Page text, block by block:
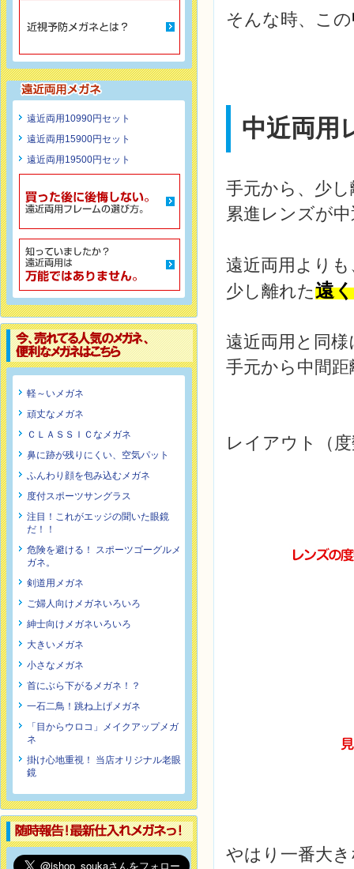
遠近両用10990円セット
遠近両用15900円セット
遠近両用19500円セット
軽～いメガネ
頑丈なメガネ
ＣＬＡＳＳＩＣなメガネ
鼻に跡が残りにくい、空気パット
ふんわり顔を包み込むメガネ
度付スポーツサングラス
注目！これがエッジの聞いた眼鏡
だ！！
危険を避ける！ スポーツゴーグルメ
ガネ。
剣道用メガネ
ご婦人向けメガネいろいろ
紳士向けメガネいろいろ
大きいメガネ
小さなメガネ
首にぶら下がるメガネ！？
一石二鳥！跳ね上げメガネ
「目からウロコ」メイクアップメガ
ネ
掛け心地重視！ 当店オリジナル老眼
鏡
そんな時、この
中近両用
手元から、少
累進レンズが
遠近両用よりも
少し離れた遠
遠近両用と同
手元から中間
レイアウト（
やはり一番大